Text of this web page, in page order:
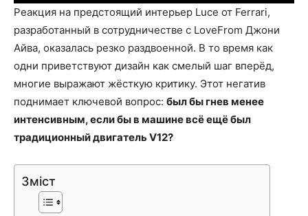
Реакция на предстоящий интерьер Luce от Ferrari,
разработанный в сотрудничестве с LoveFrom Джони
Айва, оказалась резко раздвоенной. В то время как
одни приветствуют дизайн как смелый шаг вперёд,
многие выражают жёсткую критику. Этот негатив
поднимает ключевой вопрос: был бы гнев менее
интенсивным, если бы в машине всё ещё был
традиционный двигатель V12?
Зміст